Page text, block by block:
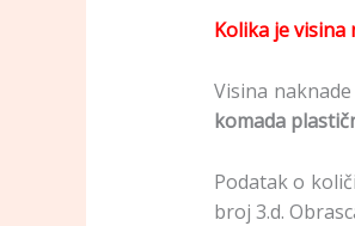
Kolika je visina
Visina
komada
Podatak o
broj 3.d.